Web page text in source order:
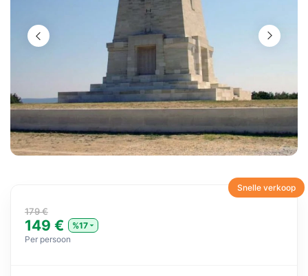
Snelle verkoop
179 €
149 €
%17
Per persoon